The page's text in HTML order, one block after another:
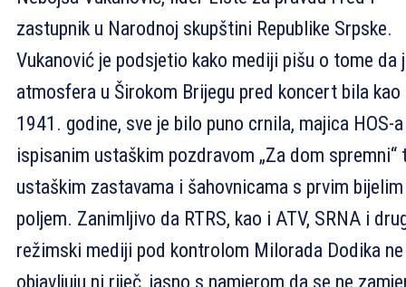
zastupnik u Narodnoj skupštini Republike Srpske.
Vukanović je podsjetio kako mediji pišu o tome da
atmosfera u Širokom Brijegu pred koncert bila kao
1941. godine, sve je bilo puno crnila, majica HOS-
ispisanim ustaškim pozdravom „Za dom spremni“
ustaškim zastavama i šahovnicama s prvim bijelim
poljem. Zanimljivo da RTRS, kao i ATV, SRNA i
režimski mediji pod kontrolom Milorada Dodika ne
objavljuju ni riječ, jasno s namjerom da se ne